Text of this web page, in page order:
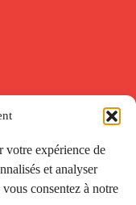
votre expérience de
et analyser
consentez à notre